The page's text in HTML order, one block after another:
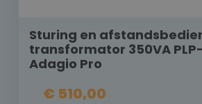
Sturing en
transformator 350VA
Adagio Pro
€ 510,00